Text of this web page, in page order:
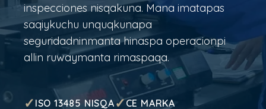
inspecciones nisqakuna. Mana imatapas
saqiykuchu unquqkunapa
seguridadninmanta hinaspa operacionpi
allin ruwaymanta rimaspaqa.
✓ ISO 13485 NISQA ✓CE MARKA